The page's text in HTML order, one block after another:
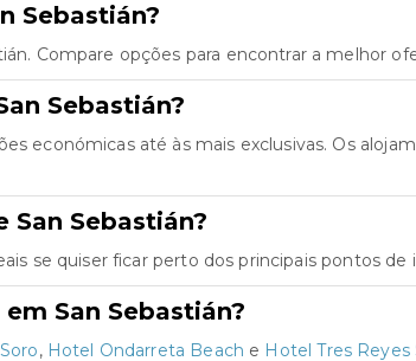
Sebastián?
Compare opções para encontrar a melhor
Sebastián?
económicas até às mais exclusivas. Os
Sebastián?
se quiser ficar perto dos principais pontos de
San Sebastián?
, Hotel Ondarreta Beach e Hotel Tres Reyes